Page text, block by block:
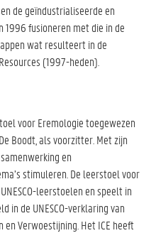
de geïndustrialiseerde en
1996 fusioneren met die in de
wat resulteert in de
(1997-heden).
voor Eremologie toegewezen
Boodt, als voorzitter. Met zijn
en
stimuleren. De leerstoel voor
leerstoelen en speelt in
in de UNESCO-verklaring van
en Verwoestijning. Het ICE heeft